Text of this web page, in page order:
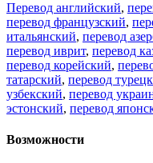
Перевод английский,
перевод французский,
итальянский, перевод
перевод иврит, перевод
перевод корейский,
татарский, перевод
узбекский, перевод
эстонский, перевод
Возможности